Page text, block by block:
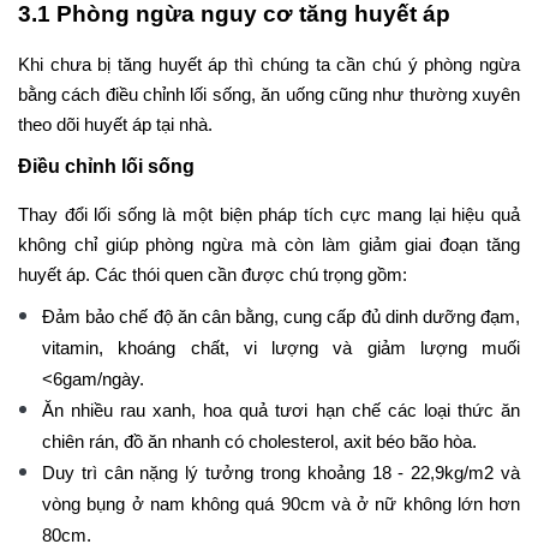
3.1 Phòng ngừa nguy cơ tăng huyết áp
Khi chưa bị tăng huyết áp thì chúng ta cần chú ý phòng ngừa
bằng cách điều chỉnh lối sống, ăn uống cũng như thường xuyên
theo dõi huyết áp tại nhà.
Điều chỉnh lối sống
Thay đổi lối sống là một biện pháp tích cực mang lại hiệu quả
không chỉ giúp phòng ngừa mà còn làm giảm giai đoạn tăng
huyết áp. Các thói quen cần được chú trọng gồm:
Đảm bảo chế độ ăn cân bằng, cung cấp đủ dinh dưỡng đạm,
vitamin, khoáng chất, vi lượng và giảm lượng muối
<6gam/ngày.
Ăn nhiều rau xanh, hoa quả tươi hạn chế các loại thức ăn
chiên rán, đồ ăn nhanh có cholesterol, axit béo bão hòa.
Duy trì cân nặng lý tưởng trong khoảng 18 - 22,9kg/m2 và
vòng bụng ở nam không quá 90cm và ở nữ không lớn hơn
80cm.